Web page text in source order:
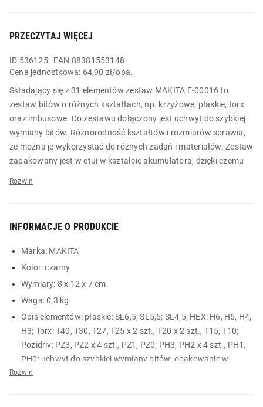
PRZECZYTAJ WIĘCEJ
ID 536125
EAN 88381553148
Cena jednostkowa: 64,90 zł/opa.
Składający się z 31 elementów zestaw MAKITA E-00016 to
zestaw bitów o różnych kształtach, np. krzyżowe, płaskie, torx
oraz imbusowe. Do zestawu dołączony jest uchwyt do szybkiej
wymiany bitów. Różnorodność kształtów i rozmiarów sprawia,
że można je wykorzystać do różnych zadań i materiałów. Zestaw
zapakowany jest w etui w kształcie akumulatora, dzięki czemu
dziś na Biedronka Home!
Główne cechy:
dla profesjonalistów oraz majsterkowiczów
w zestawie: bity płaskie, HEX, Torx, Pozidriv, uchwyt
zapakowane w etui w kształcie akumulatora
INFORMACJE O PRODUKCIE
Marka: MAKITA
Kolor:czarny
Wymiary: 8 x 12 x 7 cm
Waga:0,3 kg
Opis elementów: płaskie: SL6,5; SL5,5; SL4,5; HEX: H6, H5, H4,
H3; Torx: T40, T30, T27, T25 x 2 szt., T20 x 2 szt., T15, T10;
Pozidriv: PZ3, PZ2 x 4 szt., PZ1, PZ0; PH3, PH2 x 4 szt., PH1,
PH0; uchwyt do szybkiej wymiany bitów; opakowanie w
kształcie akumulatora